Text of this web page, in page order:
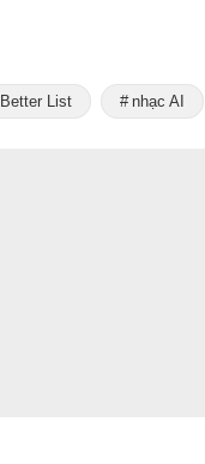
Better List nhạc AI